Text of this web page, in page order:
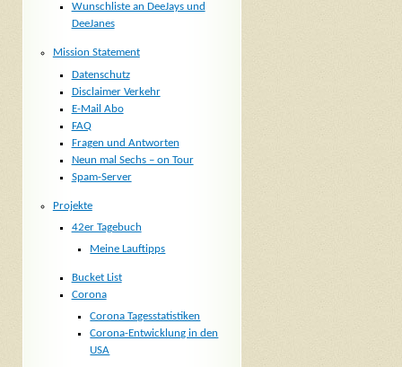
Wunschliste an DeeJays und
DeeJanes
Mission Statement
Datenschutz
Disclaimer Verkehr
E-Mail Abo
FAQ
Fragen und Antworten
Neun mal Sechs – on Tour
Spam-Server
Projekte
42er Tagebuch
Meine Lauftipps
Bucket List
Corona
Corona Tagesstatistiken
Corona-Entwicklung in den
USA